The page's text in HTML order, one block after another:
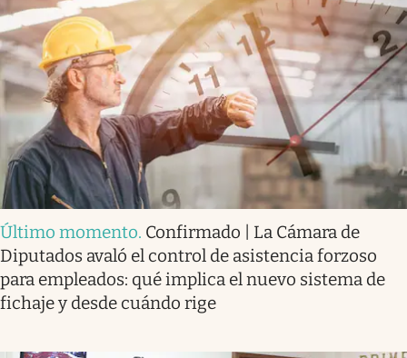
Último momento. Confirmado | La Cámara de
Diputados avaló el control de asistencia forzoso
para empleados: qué implica el nuevo sistema de
fichaje y desde cuándo rige